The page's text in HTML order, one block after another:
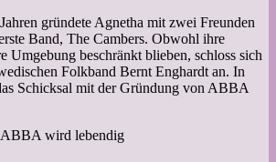
gründete Agnetha mit zwei Freunden
Band, The Cambers. Obwohl ihre
Umgebung beschränkt blieben, schloss sich
Folkband Bernt Enghardt an. In
Schicksal mit der Gründung von ABBA
wird lebendig